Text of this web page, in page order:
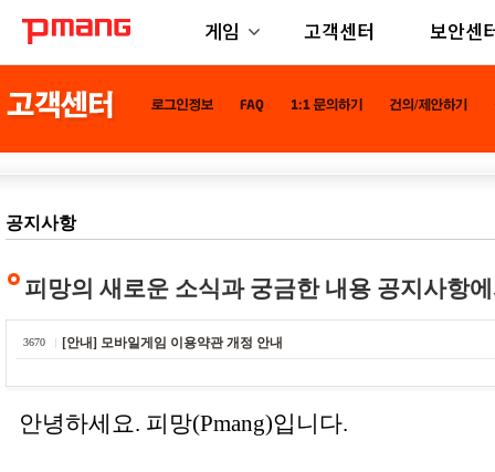
게임 고객센터 보안센
공지사항
피망의 새로운 소식과 궁금한 내용 공지사항
3670 [안내] 모바일게임 이용약관 개정 안내
안녕하세요. 피망(Pmang)입니다.